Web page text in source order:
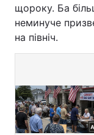
щороку. Ба
неминуче
на північ.